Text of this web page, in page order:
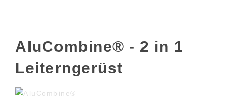
AluCombine® - 2 in 1
Leiterngerüst